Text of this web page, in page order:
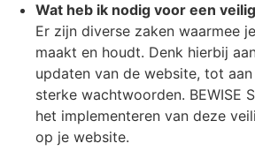
Wat heb ik nodig voor een
Er zijn diverse zaken waarmee
maakt en houdt. Denk hierbij
updaten van de website, tot
sterke wachtwoorden. BEWISE
het implementeren van deze
op je website.